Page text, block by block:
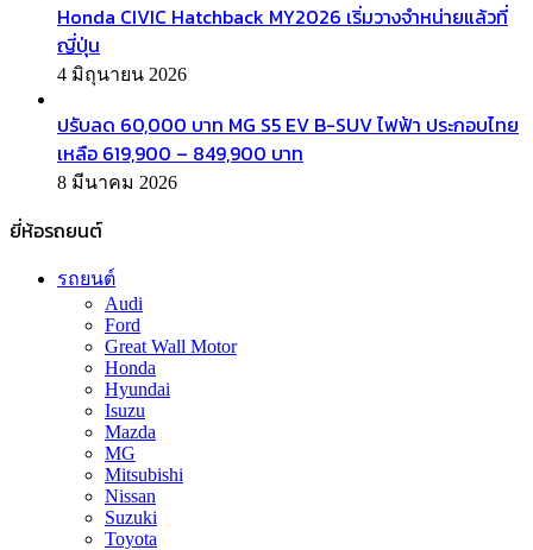
Honda CIVIC Hatchback MY2026 เริ่มวางจำหน่ายแล้วที่
ญี่ปุ่น
4 มิถุนายน 2026
ปรับลด 60,000 บาท MG S5 EV B-SUV ไฟฟ้า ประกอบไทย
เหลือ 619,900 – 849,900 บาท
8 มีนาคม 2026
ยี่ห้อรถยนต์
รถยนต์
Audi
Ford
Great Wall Motor
Honda
Hyundai
Isuzu
Mazda
MG
Mitsubishi
Nissan
Suzuki
Toyota